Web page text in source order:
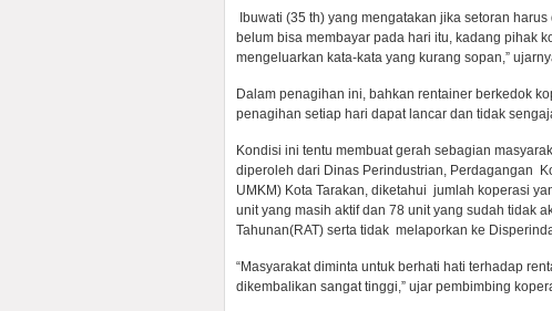
Ibuwati (35 th) yang mengatakan jika setoran
belum bisa membayar pada hari itu, kadang pihak
mengeluarkan kata-kata yang kurang sopan,”
Dalam penagihan ini, bahkan rentainer berkedok
penagihan setiap hari dapat lancar dan tidak
Kondisi ini tentu membuat gerah sebagian
diperoleh dari Dinas Perindustrian, Perdagangan
UMKM) Kota Tarakan, diketahui jumlah koperasi
unit yang masih aktif dan 78 unit yang sudah tidak
Tahunan(RAT) serta tidak melaporkan ke
“Masyarakat diminta untuk berhati hati terhadap
dikembalikan sangat tinggi,” ujar pembimbing